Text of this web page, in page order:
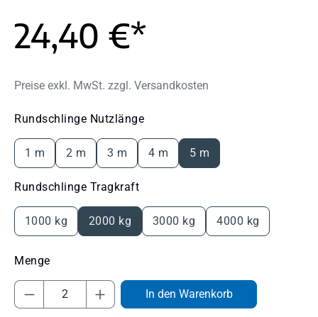
24,40 €*
Preise exkl. MwSt. zzgl. Versandkosten
Rundschlinge Nutzlängeauswählen
1 m 2 m 3 m 4 m 5 m
Rundschlinge Tragkraftauswählen
1000 kg 2000 kg 3000 kg 4000 kg
Produkt Anzahl: Gib den gewünschten
In den Warenkorb